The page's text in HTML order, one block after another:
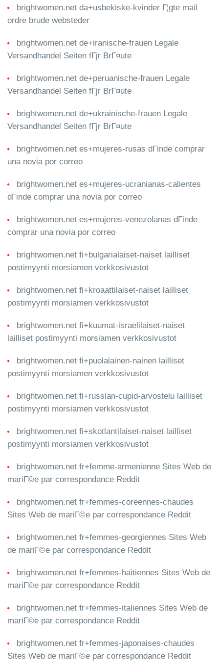
brightwomen.net da+usbekiske-kvinder Г¦gte mail
ordre brude websteder
brightwomen.net de+iranische-frauen Legale
Versandhandel Seiten fГјr BrГ¤ute
brightwomen.net de+peruanische-frauen Legale
Versandhandel Seiten fГјr BrГ¤ute
brightwomen.net de+ukrainische-frauen Legale
Versandhandel Seiten fГјr BrГ¤ute
brightwomen.net es+mujeres-rusas dГіnde comprar
una novia por correo
brightwomen.net es+mujeres-ucranianas-calientes
dГіnde comprar una novia por correo
brightwomen.net es+mujeres-venezolanas dГіnde
comprar una novia por correo
brightwomen.net fi+bulgarialaiset-naiset lailliset
postimyynti morsiamen verkkosivustot
brightwomen.net fi+kroaattilaiset-naiset lailliset
postimyynti morsiamen verkkosivustot
brightwomen.net fi+kuumat-israelilaiset-naiset
lailliset postimyynti morsiamen verkkosivustot
brightwomen.net fi+puolalainen-nainen lailliset
postimyynti morsiamen verkkosivustot
brightwomen.net fi+russian-cupid-arvostelu lailliset
postimyynti morsiamen verkkosivustot
brightwomen.net fi+skotlantilaiset-naiset lailliset
postimyynti morsiamen verkkosivustot
brightwomen.net fr+femme-armenienne Sites Web de
mariГ©e par correspondance Reddit
brightwomen.net fr+femmes-coreennes-chaudes
Sites Web de mariГ©e par correspondance Reddit
brightwomen.net fr+femmes-georgiennes Sites Web
de mariГ©e par correspondance Reddit
brightwomen.net fr+femmes-haitiennes Sites Web de
mariГ©e par correspondance Reddit
brightwomen.net fr+femmes-italiennes Sites Web de
mariГ©e par correspondance Reddit
brightwomen.net fr+femmes-japonaises-chaudes
Sites Web de mariГ©e par correspondance Reddit